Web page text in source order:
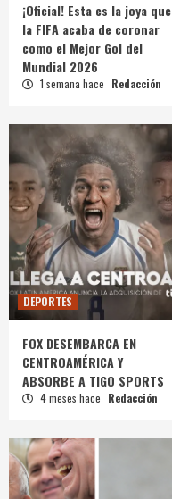
¡Oficial! Esta es la joya que
la FIFA acaba de coronar
como el Mejor Gol del
Mundial 2026
1 semana hace Redacción
DEPORTES
FOX DESEMBARCA EN
CENTROAMÉRICA Y
ABSORBE A TIGO SPORTS
4 meses hace Redacción